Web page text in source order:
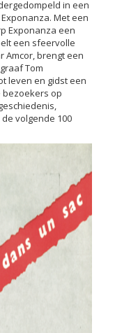
in een
Met een
Exponanza een
een sfeervolle
Amcor, brengt een
Tom
leven en gidst een
op
volgende 100